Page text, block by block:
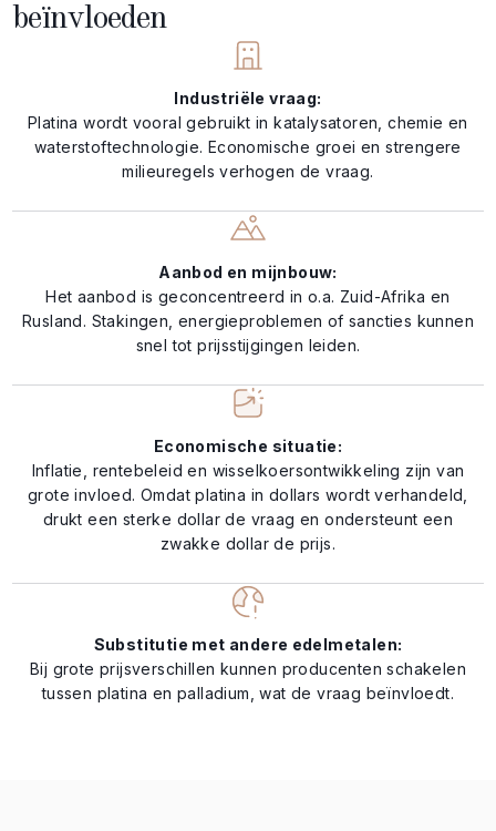
beïnvloeden
Industriële vraag:
Platina wordt vooral gebruikt in katalysatoren, chemie en
waterstoftechnologie. Economische groei en strengere
milieuregels verhogen de vraag.
Aanbod en mijnbouw:
Het aanbod is geconcentreerd in o.a. Zuid-Afrika en
Rusland. Stakingen, energieproblemen of sancties kunnen
snel tot prijsstijgingen leiden.
Economische situatie:
Inflatie, rentebeleid en wisselkoersontwikkeling zijn van
grote invloed. Omdat platina in dollars wordt verhandeld,
drukt een sterke dollar de vraag en ondersteunt een
zwakke dollar de prijs.
Substitutie met andere edelmetalen:
Bij grote prijsverschillen kunnen producenten schakelen
tussen platina en palladium, wat de vraag beïnvloedt.